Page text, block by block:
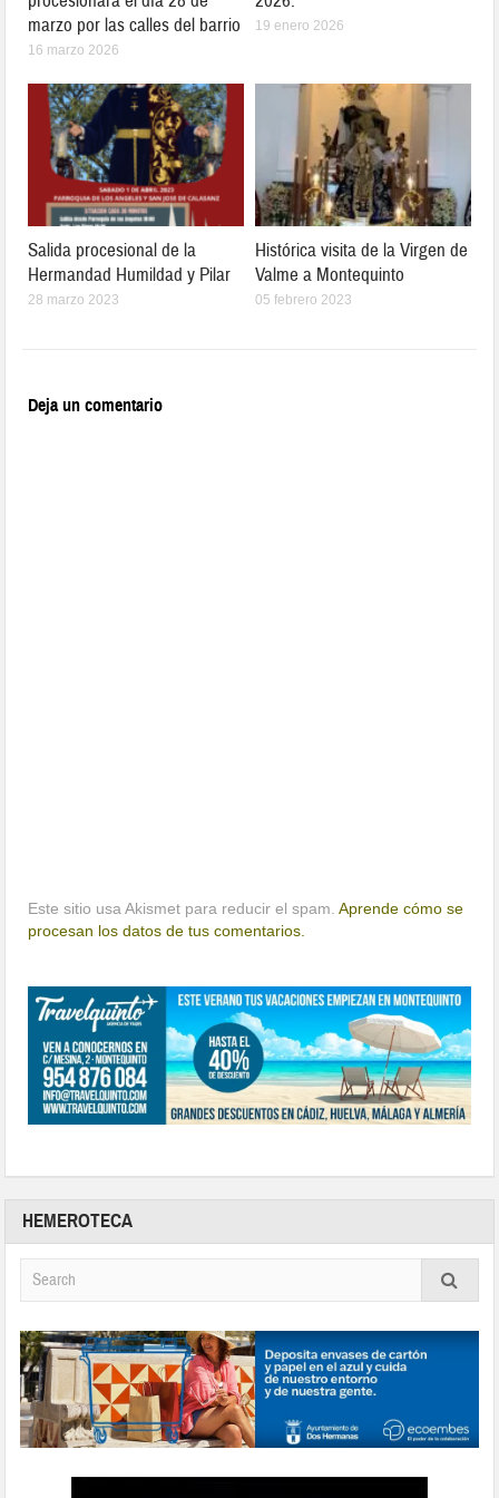
marzo por las calles del barrio
16 marzo 2026
19 enero 2026
Salida procesional de la
Hermandad Humildad y Pilar
28 marzo 2023
Histórica visita de la Virgen de
Valme a Montequinto
05 febrero 2023
Deja un comentario
Este sitio usa Akismet para reducir el spam.Aprende cómo se
procesan los datos de tus comentarios.
HEMEROTECA